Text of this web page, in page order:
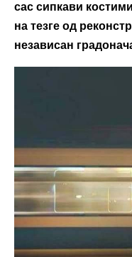
сас сипкави
на тезге од
независан